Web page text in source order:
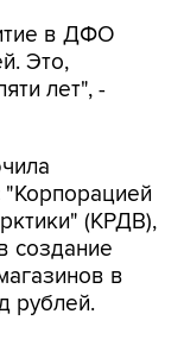
в ДФО
Это,
лет", -
"Корпорацией
(КРДВ),
создание
в
рублей.